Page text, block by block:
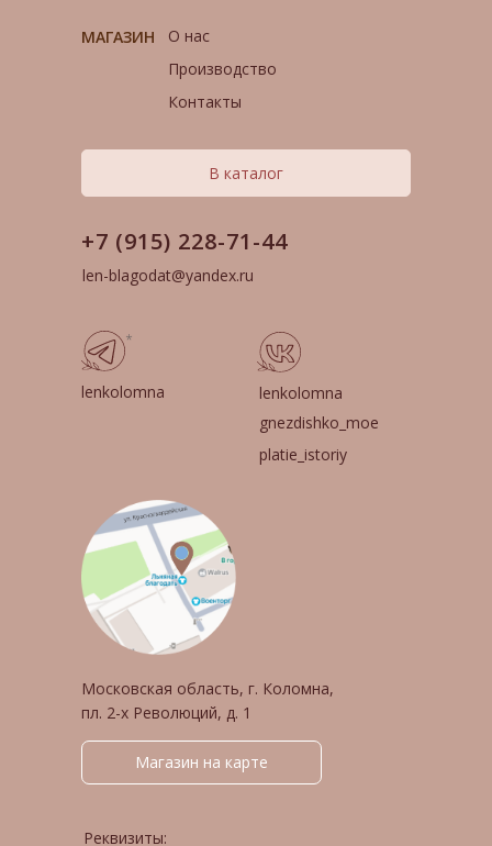
В каталог
Магазин на карте
МАГАЗИН
Реквизиты:
len-blagodat@yandex.ru
+7 (915) 228-71-44
О нас
Производство
Контакты
lenkolomna
gnezdishko_moe
platie_istoriy
lenkolomna
Московская область, г. Коломна,
пл. 2-х Революций, д. 1
*